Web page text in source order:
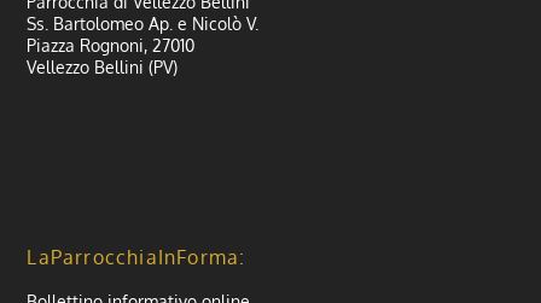
Ss. Bartolomeo Ap. e Nicolò V.
Piazza Rognoni, 27010
Vellezzo Bellini (PV)
LaParrocchiaInForma: